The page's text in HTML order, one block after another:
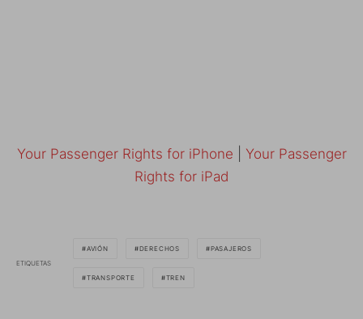
Your Passenger Rights for iPhone
Your Passenger
Rights for iPad
ETIQUETAS
AVIÓN DERECHOS PASAJEROS
TRANSPORTE TREN